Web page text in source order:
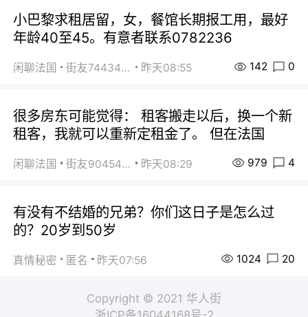
小巴黎求租居留，女，餐馆长期报工用，最好
年龄40至45。有意者联系0782236
闲聊法国 街友74434350 昨天08:55 142 0
很多房东可能觉得： 租客搬走以后，换一个新
租客，我就可以重新定租金了。 但在法国
闲聊法国 街友90454511 昨天08:29 979 4
有没有不结婚的兄弟？你们这日子是怎么过
的？20岁到50岁
真情秘密 匿名 昨天07:56 1024 20
Copyright © 2021 华人街